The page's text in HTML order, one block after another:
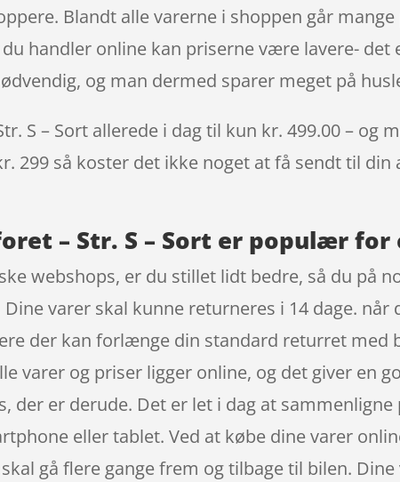
Blandt alle varerne i shoppen går
handler online kan priserne være lavere- det
og man dermed sparer meget på
S – Sort allerede i dag til kun kr. 499.00 – og
299 så koster det ikke noget at få sendt til din
– Str. S – Sort er populær
webshops, er du stillet lidt bedre, så du på
varer skal kunne returneres i 14 dage. når
der kan forlænge din standard returret med
varer og priser ligger online, og det giver en
der er derude. Det er let i dag at
eller tablet. Ved at købe dine varer
gå flere gange frem og tilbage til bilen.